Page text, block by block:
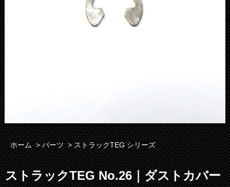
ホーム >パーツ >ストラックTEG シリーズ
ストラックTEG No.26｜ダストカバー